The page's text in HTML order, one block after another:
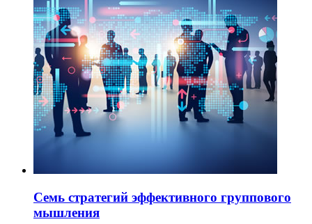
Семь стратегий эффективного группового
мышления